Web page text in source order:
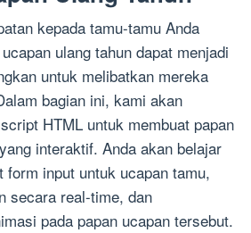
kepada tamu-tamu Anda
ulang tahun dapat menjadi
untuk melibatkan mereka
bagian ini, kami akan
HTML untuk membuat papan
interaktif. Anda akan belajar
form input untuk ucapan tamu,
secara real-time, dan
pada papan ucapan tersebut.